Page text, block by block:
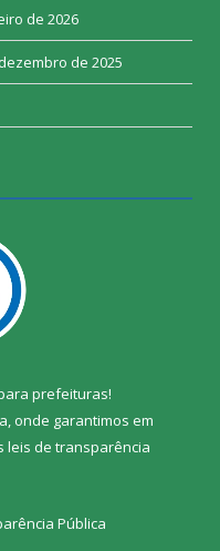
de 2026
de 2025
prefeituras!
onde garantimos em
leis de transparência
Pública